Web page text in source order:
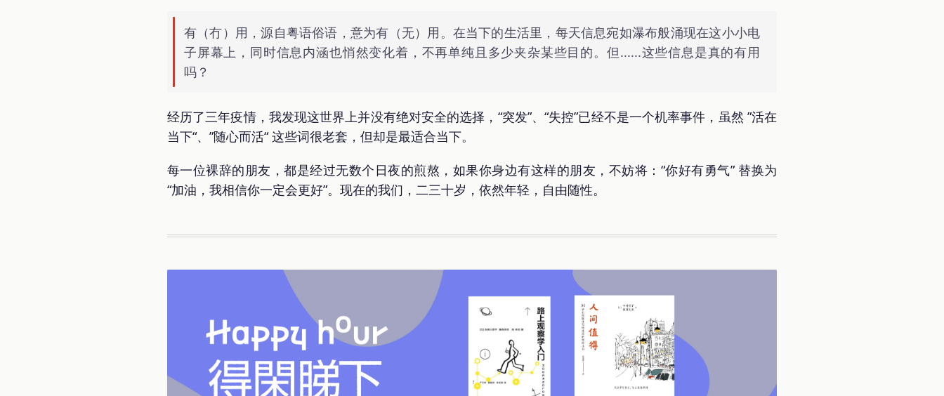
有（冇）用，源自粤语俗语，意为有（无）用。在当下的生活里，每天信息宛如瀑布般涌现在这小小电
子屏幕上，同时信息内涵也悄然变化着，不再单纯且多少夹杂某些目的。但......这些信息是真的有用
吗？
经历了三年疫情，我发现这世界上并没有绝对安全的选择，“突发”、“失控”已经不是一个机率事件，虽然 ”活在
当下“、”随心而活“ 这些词很老套，但却是最适合当下。
每一位裸辞的朋友，都是经过无数个日夜的煎熬，如果你身边有这样的朋友，不妨将：“你好有勇气” 替换为
“加油，我相信你一定会更好”。现在的我们，二三十岁，依然年轻，自由随性。